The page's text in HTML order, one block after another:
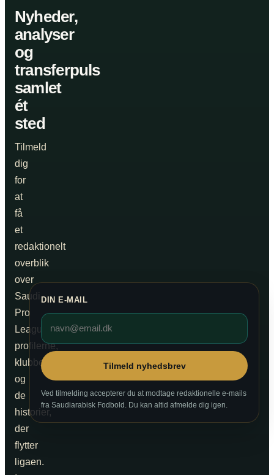
Nyheder,
analyser
og
transferpuls
samlet
ét
sted
Tilmeld
dig
for
at
få
et
redaktionelt
overblik
over
Saudi
Pro
League,
profilerne,
klubberne
og
de
historier,
der
flytter
ligaen.
DIN E-MAIL
Tilmeld nyhedsbrev
Ved tilmelding accepterer du at modtage redaktionelle e-mails
fra Saudiarabisk Fodbold. Du kan altid afmelde dig igen.